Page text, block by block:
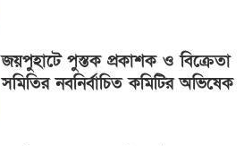
জয়পুহাটে পুস্তক প্রকাশক ও বিক্রেতা
সমিতির নবনির্বাচিত কমিটির অভিষেক